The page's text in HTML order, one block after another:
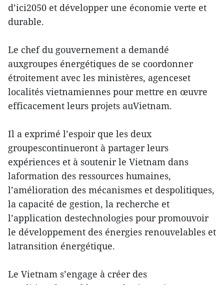
d’ici2050 et développer une économie verte et
durable.
Le chef du gouvernement a demandé
auxgroupes énergétiques de se coordonner
étroitement avec les ministères, agenceset
localités vietnamiennes pour mettre en œuvre
efficacement leurs projets auVietnam.
Il a exprimé l’espoir que les deux
groupescontinueront à partager leurs
expériences et à soutenir le Vietnam dans
laformation des ressources humaines,
l’amélioration des mécanismes et despolitiques,
la capacité de gestion, la recherche et
l’application destechnologies pour promouvoir
le développement des énergies renouvelables et
latransition énergétique.
Le Vietnam s’engage à créer des